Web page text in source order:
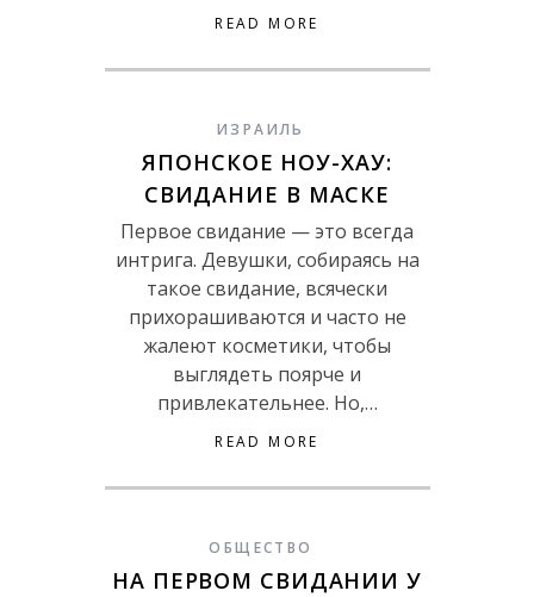
READ MORE
ИЗРАИЛЬ
ЯПОНСКОЕ НОУ-ХАУ:
СВИДАНИЕ В МАСКЕ
Первое свидание — это всегда
интрига. Девушки, собираясь на
такое свидание, всячески
прихорашиваются и часто не
жалеют косметики, чтобы
выглядеть поярче и
привлекательнее. Но,…
READ MORE
ОБЩЕСТВО
НА ПЕРВОМ СВИДАНИИ У